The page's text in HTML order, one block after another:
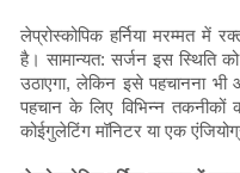
लेप्रोस्कोपिक हर्निया मरम्मत में
है। सामान्यत: सर्जन इस स्थिति
उठाएगा, लेकिन इसे पहचानना
पहचान के लिए विभिन्न
कोईगुलेटिंग मॉनिटर या एक